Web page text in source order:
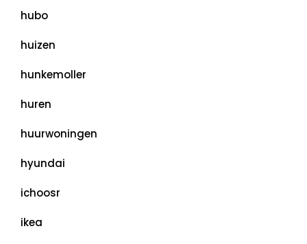
hubo
huizen
hunkemoller
huren
huurwoningen
hyundai
ichoosr
ikea